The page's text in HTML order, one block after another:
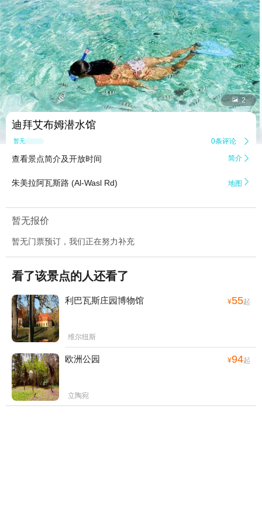
 2
迪拜艾布姆潜水馆
暂无点评 0条评论 
查看景点简介及开放时间 简介 
朱美拉阿瓦斯路 (Al-Wasl Rd) 地图 
暂无报价
暂无门票预订，我们正在努力补充
看了该景点的人还看了
利巴瓦斯庄园博物馆 ¥55起
维尔纽斯
欧洲公园 ¥94起
立陶宛
